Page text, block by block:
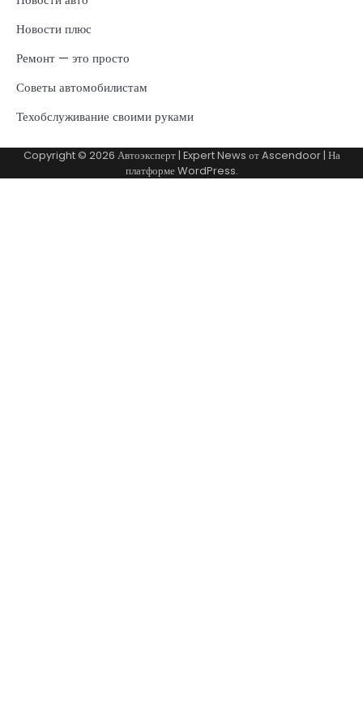
Новости плюс
Ремонт — это просто
Советы автомобилистам
Техобслуживание своими руками
Copyright © 2026 Автоэксперт| Expert News отAscendoor| На
платформеWordPress.